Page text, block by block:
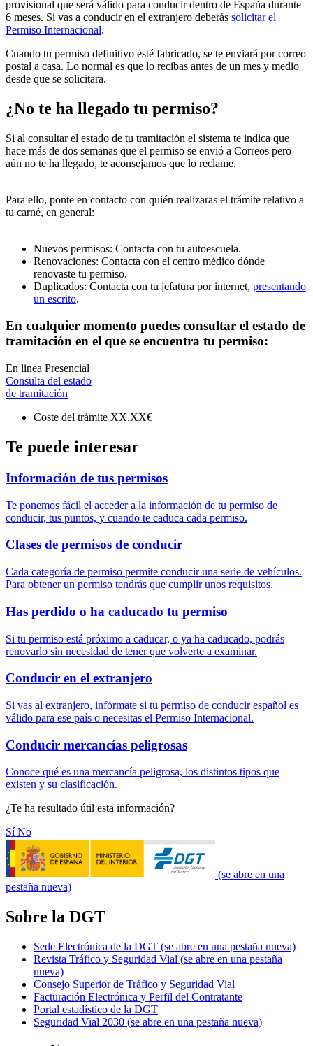
provisional que será válido para conducir dentro de España durante
6 meses. Si vas a conducir en el extranjero deberás solicitar el
Permiso Internacional.
Cuando tu permiso definitivo esté fabricado, se te enviará por correo
postal a casa. Lo normal es que lo recibas antes de un mes y medio
desde que se solicitara.
¿No te ha llegado tu permiso?
Si al consultar el estado de tu tramitación el sistema te indica que
hace más de dos semanas que el permiso se envió a Correos pero
aún no te ha llegado, te aconsejamos que lo reclame.
Para ello, ponte en contacto con quién realizaras el trámite relativo a
tu carné, en general:
Nuevos permisos: Contacta con tu autoescuela.
Renovaciones: Contacta con el centro médico dónde
renovaste tu permiso.
Duplicados: Contacta con tu jefatura por internet, presentando
un escrito.
En cualquier momento puedes consultar el estado de
tramitación en el que se encuentra tu permiso:
En linea Presencial
Consulta del estado
de tramitación
Coste del trámite XX,XX€
Te puede interesar
Información de tus permisos
Te ponemos fácil el acceder a la información de tu permiso de
conducir, tus puntos, y cuando te caduca cada permiso.
Clases de permisos de conducir
Cada categoría de permiso permite conducir una serie de vehículos.
Para obtener un permiso tendrás que cumplir unos requisitos.
Has perdido o ha caducado tu permiso
Si tu permiso está próximo a caducar, o ya ha caducado, podrás
renovarlo sin necesidad de tener que volverte a examinar.
Conducir en el extranjero
Si vas al extranjero, infórmate si tu permiso de conducir español es
válido para ese país o necesitas el Permiso Internacional.
Conducir mercancías peligrosas
Conoce qué es una mercancía peligrosa, los distintos tipos que
existen y su clasificación.
¿Te ha resultado útil esta información?
Sí No
(se abre en una
pestaña nueva)
Sobre la DGT
Sede Electrónica de la DGT (se abre en una pestaña nueva)
Revista Tráfico y Seguridad Vial (se abre en una pestaña
nueva)
Consejo Superior de Tráfico y Seguridad Vial
Facturación Electrónica y Perfil del Contratante
Portal estadístico de la DGT
Seguridad Vial 2030 (se abre en una pestaña nueva)